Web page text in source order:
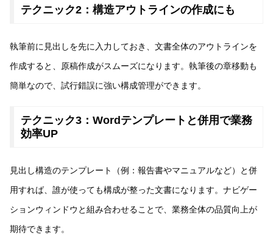
テクニック2：構造アウトラインの作成にも
執筆前に見出しを先に入力しておき、文書全体のアウトラインを
作成すると、原稿作成がスムーズになります。執筆後の章移動も
簡単なので、試行錯誤に強い構成管理ができます。
テクニック3：Wordテンプレートと併用で業務
効率UP
見出し構造のテンプレート（例：報告書やマニュアルなど）と併
用すれば、誰が使っても構成が整った文書になります。ナビゲー
ションウィンドウと組み合わせることで、業務全体の品質向上が
期待できます。